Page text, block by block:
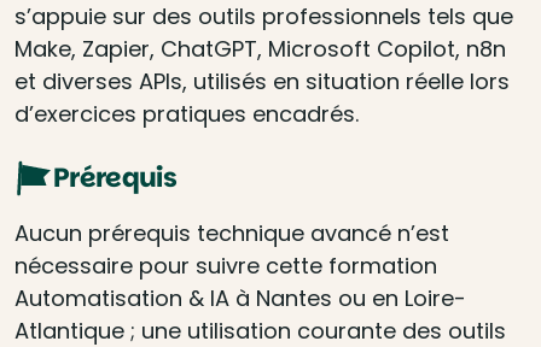
s’appuie sur des outils professionnels tels que
Make, Zapier, ChatGPT, Microsoft Copilot, n8n
et diverses APIs, utilisés en situation réelle lors
d’exercices pratiques encadrés.
Prérequis
Aucun prérequis technique avancé n’est
nécessaire pour suivre cette formation
Automatisation & IA à Nantes ou en Loire-
Atlantique ; une utilisation courante des outils